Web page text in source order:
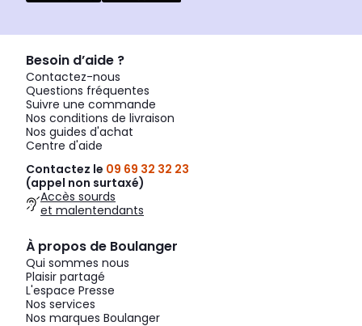
Besoin d’aide ?
Contactez-nous
Questions fréquentes
Suivre une commande
Nos conditions de livraison
Nos guides d'achat
Centre d'aide
Contactez le 09 69 32 32 23
(appel non surtaxé)
Accès sourds
et malentendants
À propos de Boulanger
Qui sommes nous
Plaisir partagé
L'espace Presse
Nos services
Nos marques Boulanger